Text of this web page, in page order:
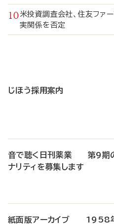
米投資調査会社、住友フ
実関係を否定
じほう採用案内
音で聴く日刊薬業 第9期
ナリティを募集します
紙面版アーカイブ 1958